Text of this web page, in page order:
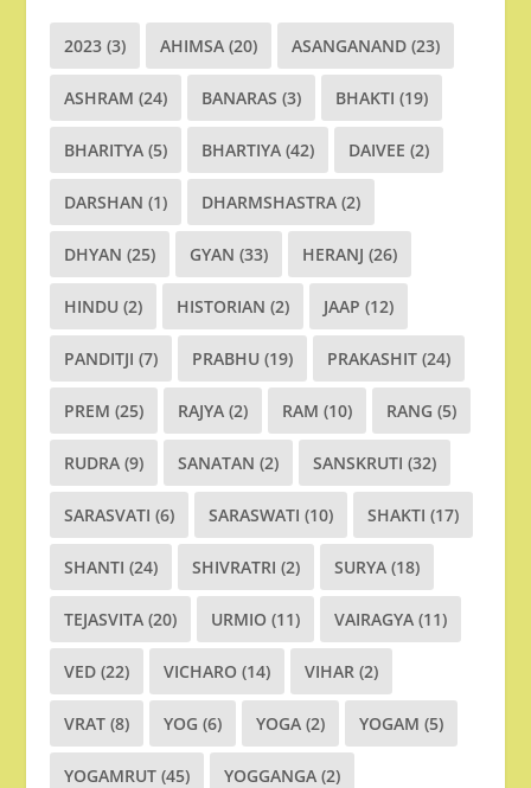
2023 (3) AHIMSA (20) ASANGANAND (23)
ASHRAM (24) BANARAS (3) BHAKTI (19)
BHARITYA (5) BHARTIYA (42) DAIVEE (2)
DARSHAN (1) DHARMSHASTRA (2)
DHYAN (25) GYAN (33) HERANJ (26)
HINDU (2) HISTORIAN (2) JAAP (12)
PANDITJI (7) PRABHU (19) PRAKASHIT (24)
PREM (25) RAJYA (2) RAM (10) RANG (5)
RUDRA (9) SANATAN (2) SANSKRUTI (32)
SARASVATI (6) SARASWATI (10) SHAKTI (17)
SHANTI (24) SHIVRATRI (2) SURYA (18)
TEJASVITA (20) URMIO (11) VAIRAGYA (11)
VED (22) VICHARO (14) VIHAR (2)
VRAT (8) YOG (6) YOGA (2) YOGAM (5)
YOGAMRUT (45) YOGGANGA (2)